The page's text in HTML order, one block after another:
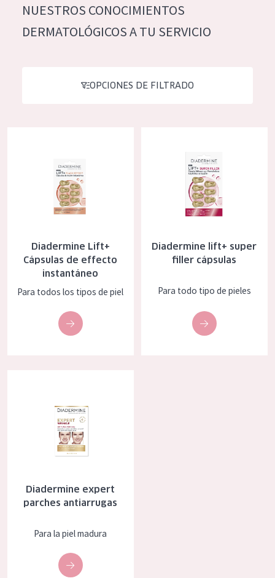
Hidratación y luminosidad
Reducción de arrugas
Crema de día
Crema de noche
Crema de ojos
Limpieza
COLECCIÓN
Essentials
Piel sensible
Piel normal y seca
Piel madura
Piel expuesta al sol
Piel menopáusica
German
Spanish
NUESTROS CONOCIMIENTOS
DERMATOLÓGICOS A TU SERVICIO
OPCIONES DE FILTRADO
Diadermine Lift+
Cápsulas de effecto
instantáneo
Para todos los tipos de piel
Diadermine lift+ super
filler cápsulas
Para todo tipo de pieles
Diadermine expert
parches antiarrugas
Para la piel madura